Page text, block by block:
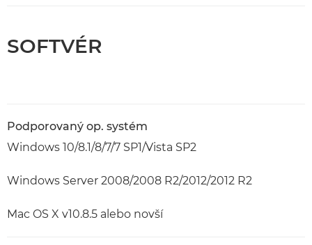
SOFTVÉR
Podporovaný op. systém
Windows 10/8.1/8/7/7 SP1/Vista SP2
Windows Server 2008/2008 R2/2012/2012 R2
Mac OS X v10.8.5 alebo novší